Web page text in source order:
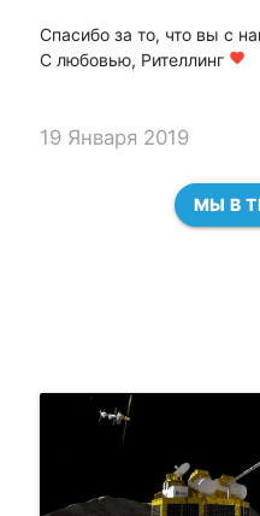
Спасибо за то, что вы с
С любовью, Рителлинг favorite
19 Января 2019
МЫ В